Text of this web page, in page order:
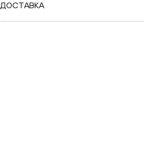
ДОСТАВКА